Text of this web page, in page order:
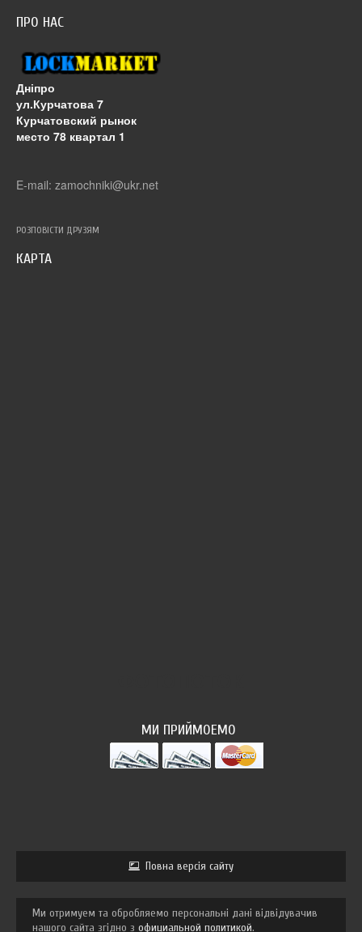
ПРО НАС
Дніпро
ул.Курчатова 7
Курчатовский рынок
место 78 квартал 1
E-mail: zamochniki@ukr.net
РОЗПОВІСТИ ДРУЗЯМ
КАРТА
МИ ПРИЙМОЕМО
Повна версія сайту
Ми отримуем та обробляемо персональні дані відвідувачив
нашого сайта згідно з официальной политикой.